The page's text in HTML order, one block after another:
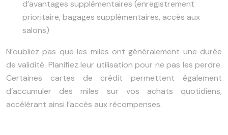
d’avantages supplémentaires (enregistrement
prioritaire, bagages supplémentaires, accès aux
salons)
N’oubliez pas que les miles ont généralement une durée
de validité. Planifiez leur utilisation pour ne pas les perdre.
Certaines cartes de crédit permettent également
d’accumuler des miles sur vos achats quotidiens,
accélérant ainsi l’accès aux récompenses.